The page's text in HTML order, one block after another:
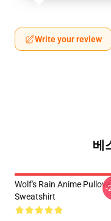
Write your review
베
Wolf's Rain Anime
Sweatshirt
-